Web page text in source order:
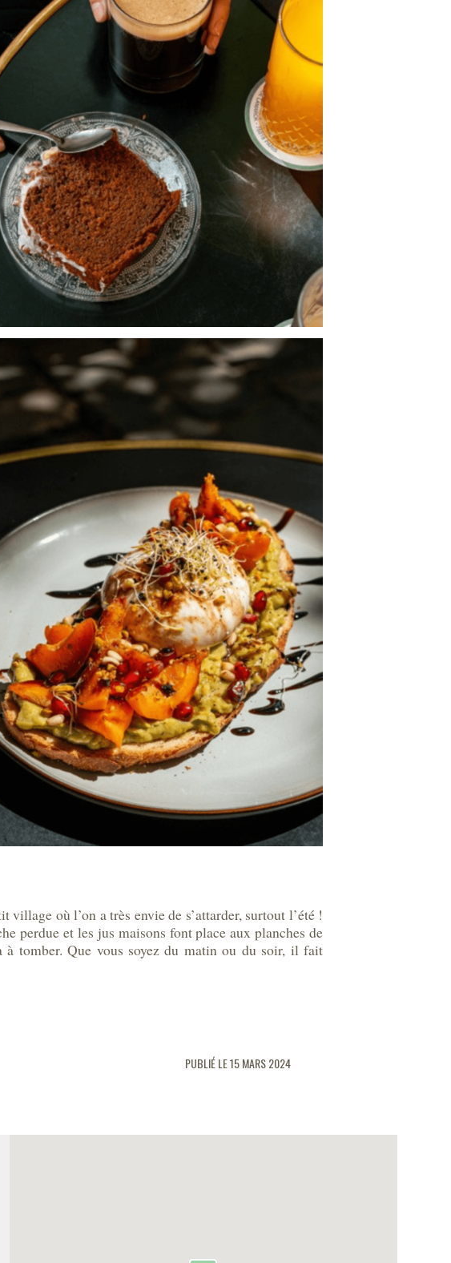
village où l’on a très envie de s’attarder, surtout l’été !
perdue et les jus maisons font place aux planches de
à tomber. Que vous soyez du matin ou du soir, il fait
PUBLIÉ LE 15 MARS 2024